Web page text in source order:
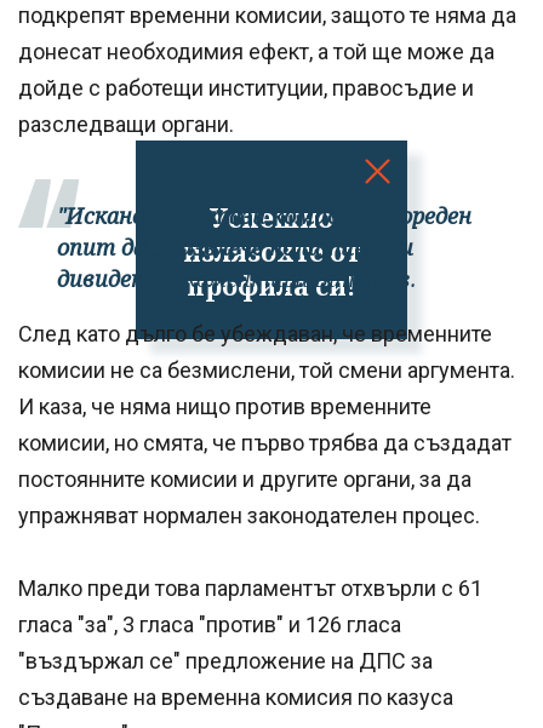
Успешно
излязохте от
профила си!
подкрепят временни комисии, защото те няма да
донесат необходимия ефект, а той ще може да
дойде с работещи институции, правосъдие и
разследващи органи.
"Искането за тази комисия е пореден
опит да се извлече политически
дивидент",
коментира Витанов.
След като дълго бе убеждаван, че временните
комисии не са безмислени, той смени аргумента.
И каза, че няма нищо против временните
комисии, но смята, че първо трябва да създадат
постоянните комисии и другите органи, за да
упражняват нормален законодателен процес.
Малко преди това парламентът отхвърли с 61
гласа "за", 3 гласа "против" и 126 гласа
"въздържал се" предложение на ДПС за
създаване на временна комисия по казуса